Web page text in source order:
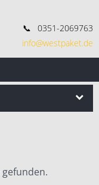
📞
0351-2069763
info@westpaket.de
Search